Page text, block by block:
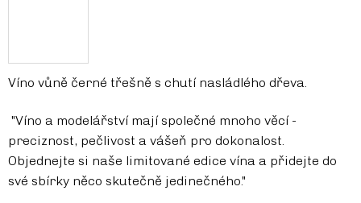
Víno vůně černé třešně s chutí nasládlého dřeva.
"Víno a modelářství mají společné mnoho věcí -
preciznost, pečlivost a vášeň pro dokonalost.
Objednejte si naše limitované edice vína a přidejte do
své sbírky něco skutečně jedinečného."